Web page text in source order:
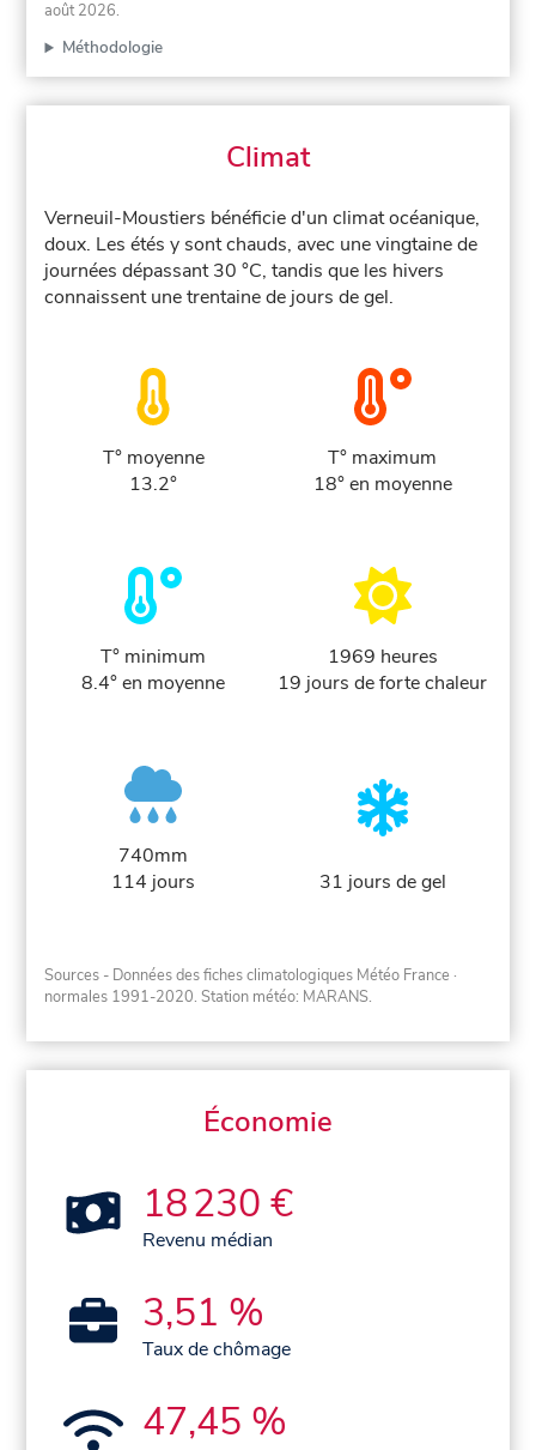
août 2026.
Méthodologie
Climat
Verneuil-Moustiers bénéficie d'un climat océanique,
doux. Les étés y sont chauds, avec une vingtaine de
journées dépassant 30 °C, tandis que les hivers
connaissent une trentaine de jours de gel.
T° moyenne
13.2°
T° maximum
18° en moyenne
T° minimum
8.4° en moyenne
1969 heures
19 jours de forte chaleur
740mm
114 jours
31 jours de gel
Sources - Données des fiches climatologiques Météo France ·
normales 1991-2020. Station météo: MARANS.
Économie
18 230 €
Revenu médian
3,51 %
Taux de chômage
47,45 %